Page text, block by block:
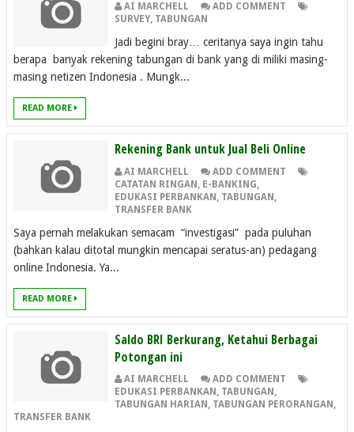
AI MARCHELL
ADD COMMENT
SURVEY, TABUNGAN
Jadi begini bray… ceritanya saya ingin tahu
berapa banyak rekening tabungan di bank yang di miliki masing-
masing netizen Indonesia . Mungk...
READ MORE
Rekening Bank untuk Jual Beli Online
AI MARCHELL
ADD COMMENT
CATATAN RINGAN, E-BANKING,
EDUKASI PERBANKAN, TABUNGAN,
TRANSFER BANK
Saya pernah melakukan semacam “investigasi” pada puluhan
(bahkan kalau ditotal mungkin mencapai seratus-an) pedagang
online Indonesia. Ya...
READ MORE
Saldo BRI Berkurang, Ketahui Berbagai
Potongan ini
AI MARCHELL
ADD COMMENT
EDUKASI PERBANKAN , TABUNGAN ,
TABUNGAN HARIAN , TABUNGAN PERORANGAN ,
TRANSFER BANK